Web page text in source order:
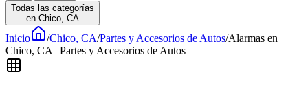
Todas las categorías
en Chico, CA
Inicio /Chico, CA/Partes y Accesorios de Autos/Alarmas en
Chico, CA | Partes y Accesorios de Autos